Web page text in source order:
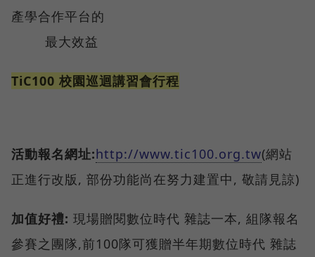
產學合作平台的
最大效益
TiC100 校園巡迴講習會行程
活動報名網址:http://www.tic100.org.tw(網站
正進行改版, 部份功能尚在努力建置中, 敬請見諒)
加值好禮: 現場贈閱數位時代 雜誌一本, 組隊報名
參賽之團隊,前100隊可獲贈半年期數位時代 雜誌